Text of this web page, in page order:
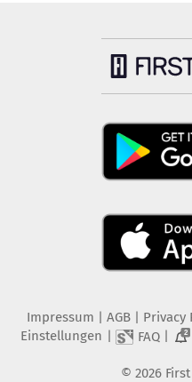
Impressum AGB Privacy
Einstellungen
FAQ| 2
© 2026